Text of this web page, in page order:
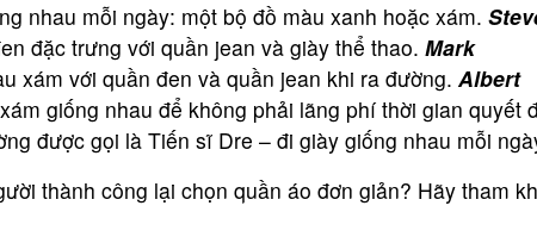
nhau mỗi ngày: một bộ đồ màu xanh hoặc xám.
đặc trưng với quần jean và giày thể thao. Mark
xám với quần đen và quần jean khi ra đường. Albert
giống nhau để không phải lãng phí thời gian quyết
được gọi là Tiến sĩ Dre – đi giày giống nhau mỗi
thành công lại chọn quần áo đơn giản? Hãy tham